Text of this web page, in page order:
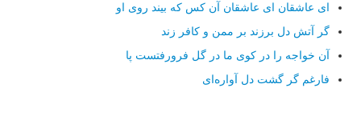
ای عاشقان ای عاشقان آن كس كه بیند روی او
گر آتش دل برزند بر ممن و كافر زند
آن خواجه را در كوی ما در گل فرورفتست پا
فارغم گر گشت دل آواره‌ای